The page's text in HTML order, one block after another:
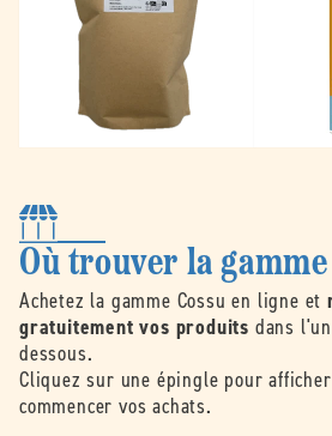
Où trouver la gamme
Achetez la gamme Cossu en ligne et
gratuitement vos produits dans
dessous.
Cliquez sur une épingle pour
commencer vos achats.